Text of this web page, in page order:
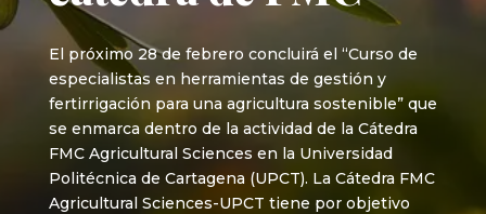
El próximo 28 de febrero concluirá el “Curso de
especialistas en herramientas de gestión y
fertirrigación para una agricultura sostenible” que
se enmarca dentro de la actividad de la Cátedra
FMC Agricultural Sciences en la Universidad
Politécnica de Cartagena (UPCT). La Cátedra FMC
Agricultural Sciences-UPCT tiene por objetivo